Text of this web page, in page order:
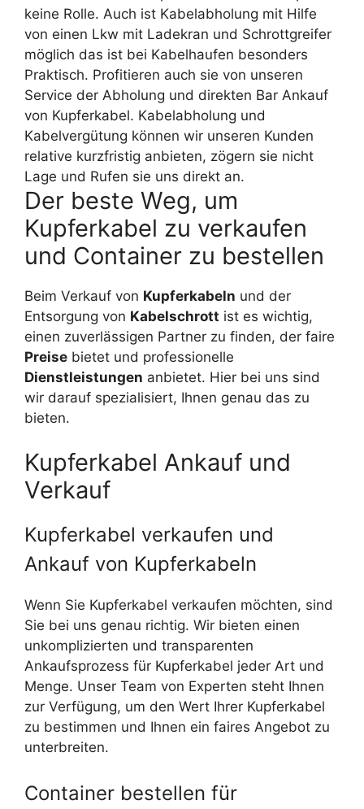
keine Rolle. Auch ist Kabelabholung mit Hilfe
von einen Lkw mit Ladekran und Schrottgreifer
möglich das ist bei Kabelhaufen besonders
Praktisch. Profitieren auch sie von unseren
Service der Abholung und direkten Bar Ankauf
von Kupferkabel. Kabelabholung und
Kabelvergütung können wir unseren Kunden
relative kurzfristig anbieten, zögern sie nicht
Lage und Rufen sie uns direkt an.
Der beste Weg, um
Kupferkabel zu verkaufen
und Container zu bestellen
Beim Verkauf von Kupferkabeln und der
Entsorgung von Kabelschrott ist es wichtig,
einen zuverlässigen Partner zu finden, der faire
Preise bietet und professionelle
Dienstleistungen anbietet. Hier bei uns sind
wir darauf spezialisiert, Ihnen genau das zu
bieten.
Kupferkabel Ankauf und
Verkauf
Kupferkabel verkaufen und
Ankauf von Kupferkabeln
Wenn Sie Kupferkabel verkaufen möchten, sind
Sie bei uns genau richtig. Wir bieten einen
unkomplizierten und transparenten
Ankaufsprozess für Kupferkabel jeder Art und
Menge. Unser Team von Experten steht Ihnen
zur Verfügung, um den Wert Ihrer Kupferkabel
zu bestimmen und Ihnen ein faires Angebot zu
unterbreiten.
Container bestellen für